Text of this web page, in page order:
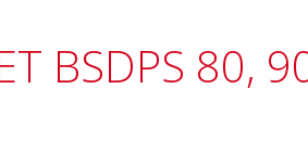
BSDPS 80,